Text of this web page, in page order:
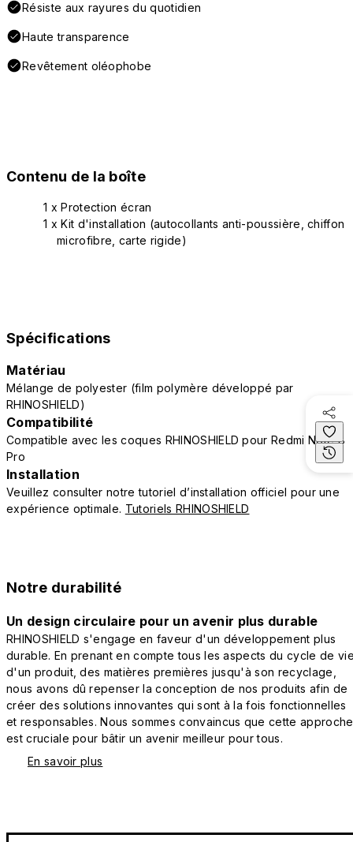
Résiste aux rayures du quotidien
Haute transparence
Revêtement oléophobe
Contenu de la boîte
1 x Protection écran
1 x Kit d'installation (autocollants anti-poussière, chiffon
microfibre, carte rigide)
Spécifications
Matériau
Mélange de polyester (film polymère développé par
RHINOSHIELD)
Compatibilité
Compatible avec les coques RHINOSHIELD pour Redmi Note 8
Pro
Installation
Veuillez consulter notre tutoriel d’installation officiel pour une
expérience optimale. Tutoriels RHINOSHIELD
Notre durabilité
Un design circulaire pour un avenir plus durable
RHINOSHIELD s'engage en faveur d'un développement plus
durable. En prenant en compte tous les aspects du cycle de
d'un produit, des matières premières jusqu'à son recyclage,
nous avons dû repenser la conception de nos produits afin de
créer des solutions innovantes qui sont à la fois fonctionnelles
et responsables. Nous sommes convaincus que cette approche
est cruciale pour bâtir un avenir meilleur pour tous.
En savoir plus